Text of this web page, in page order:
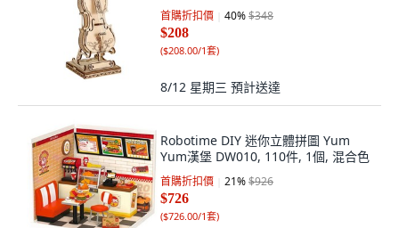
首購折扣價 40%$348
$208
($208.00/1套)
8/12 星期三 預計送達
Robotime DIY 迷你立體拼圖 Yum
Yum漢堡 DW010, 110件, 1個, 混合色
首購折扣價 21%$926
$726
($726.00/1套)